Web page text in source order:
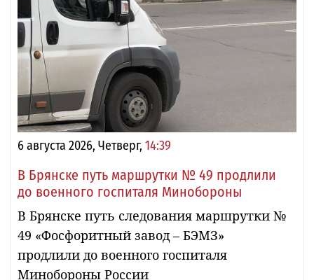
6 августа 2026, Четверг, 14:39
В Брянске путь маршрутки № 49 продлили
до военного госпиталя Минобороны
В Брянске путь следования маршрутки №
49 «Фосфоритный завод – БЭМЗ»
продлили до военного госпиталя
Минобороны России